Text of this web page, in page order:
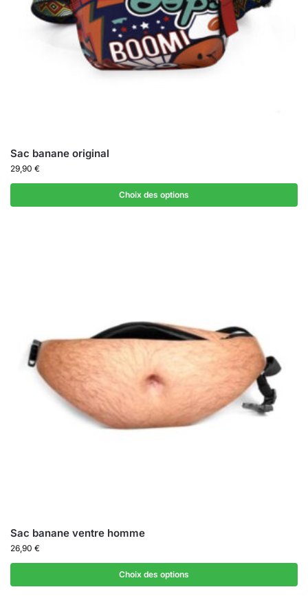
Sac banane original
29,90 €
Choix des options
Sac banane ventre homme
26,90 €
Choix des options